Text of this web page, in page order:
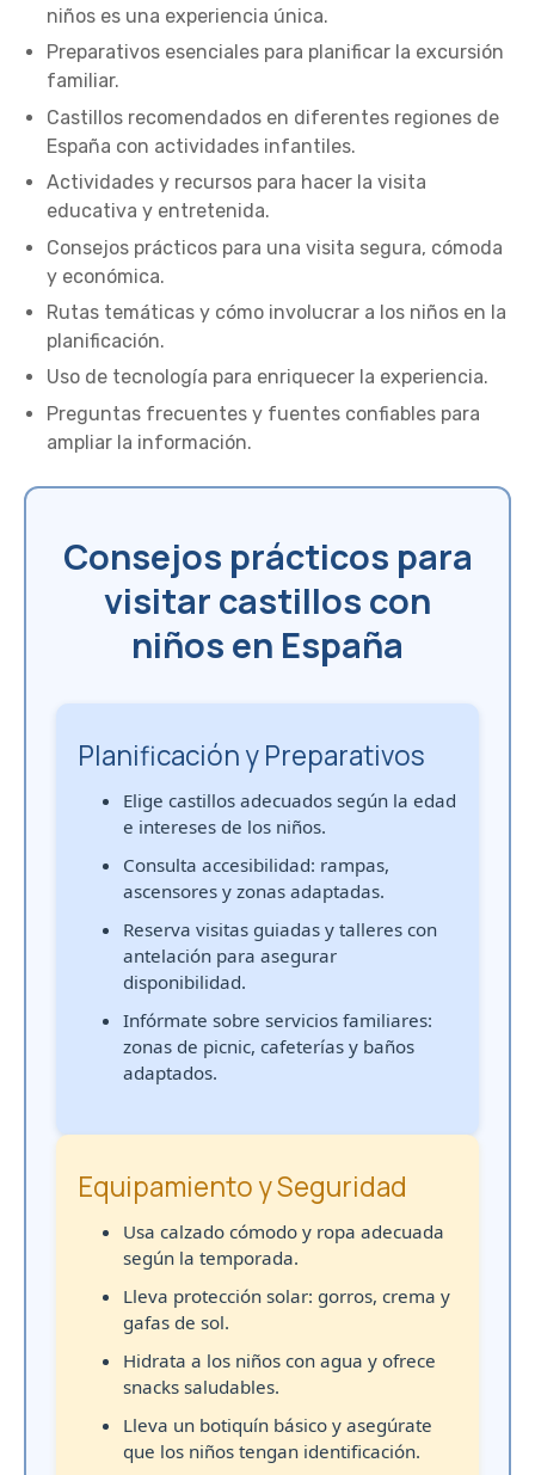
niños es una experiencia única.
Preparativos esenciales para planificar la excursión
familiar.
Castillos recomendados en diferentes regiones de
España con actividades infantiles.
Actividades y recursos para hacer la visita
educativa y entretenida.
Consejos prácticos para una visita segura, cómoda
y económica.
Rutas temáticas y cómo involucrar a los niños en la
planificación.
Uso de tecnología para enriquecer la experiencia.
Preguntas frecuentes y fuentes confiables para
ampliar la información.
Consejos prácticos para
visitar castillos con
niños en España
Planificación y Preparativos
Elige castillos adecuados según la edad
e intereses de los niños.
Consulta accesibilidad: rampas,
ascensores y zonas adaptadas.
Reserva visitas guiadas y talleres con
antelación para asegurar
disponibilidad.
Infórmate sobre servicios familiares:
zonas de picnic, cafeterías y baños
adaptados.
Equipamiento y Seguridad
Usa calzado cómodo y ropa adecuada
según la temporada.
Lleva protección solar: gorros, crema y
gafas de sol.
Hidrata a los niños con agua y ofrece
snacks saludables.
Lleva un botiquín básico y asegúrate
que los niños tengan identificación.